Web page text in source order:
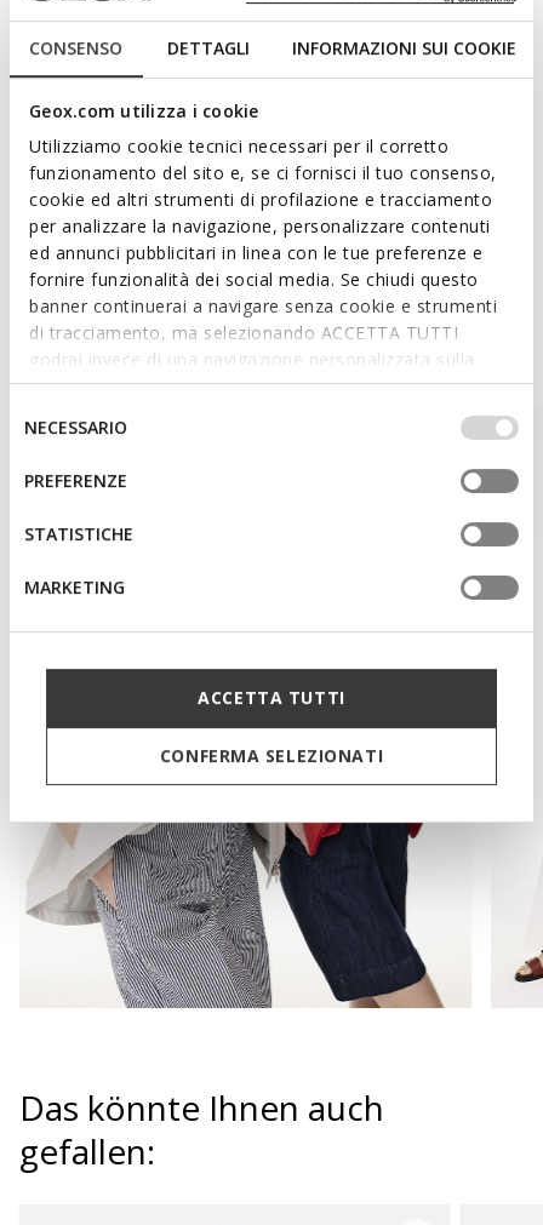
CONSENSO DETTAGLI INFORMAZIONI SUI COOKIE
Geox.com utilizza i cookie
Utilizziamo cookie tecnici necessari per il corretto
funzionamento del sito e, se ci fornisci il tuo consenso,
cookie ed altri strumenti di profilazione e tracciamento
per analizzare la navigazione, personalizzare contenuti
ed annunci pubblicitari in linea con le tue preferenze e
fornire funzionalità dei social media. Se chiudi questo
banner continuerai a navigare senza cookie e strumenti
di tracciamento, ma selezionando ACCETTA TUTTI
godrai invece di una navigazione personalizzata sulla
base dei tuoi gusti ed interessi. Selezionando
IMPOSTAZIONI potrai anche scegliere quali cookies ed
altri strumenti di tracciamento autorizzare. Per maggiori
informazioni o per modificare in qualsiasi momento le
tue impostazioni, visita la nostra
consenso
NECESSARIO
PREFERENZE
STATISTICHE
MARKETING
ACCETTA TUTTI
CONFERMA SELEZIONATI
Zwei-Wege-Reißverschluss
Materialien
Technologien
Style Inspiration
Das könnte Ihnen auch
gefallen: